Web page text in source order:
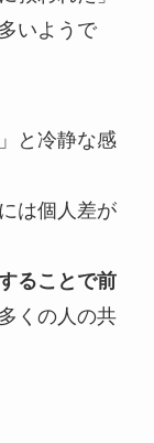
いようで
と冷静な感
は個人差が
ることで前
くの人の共